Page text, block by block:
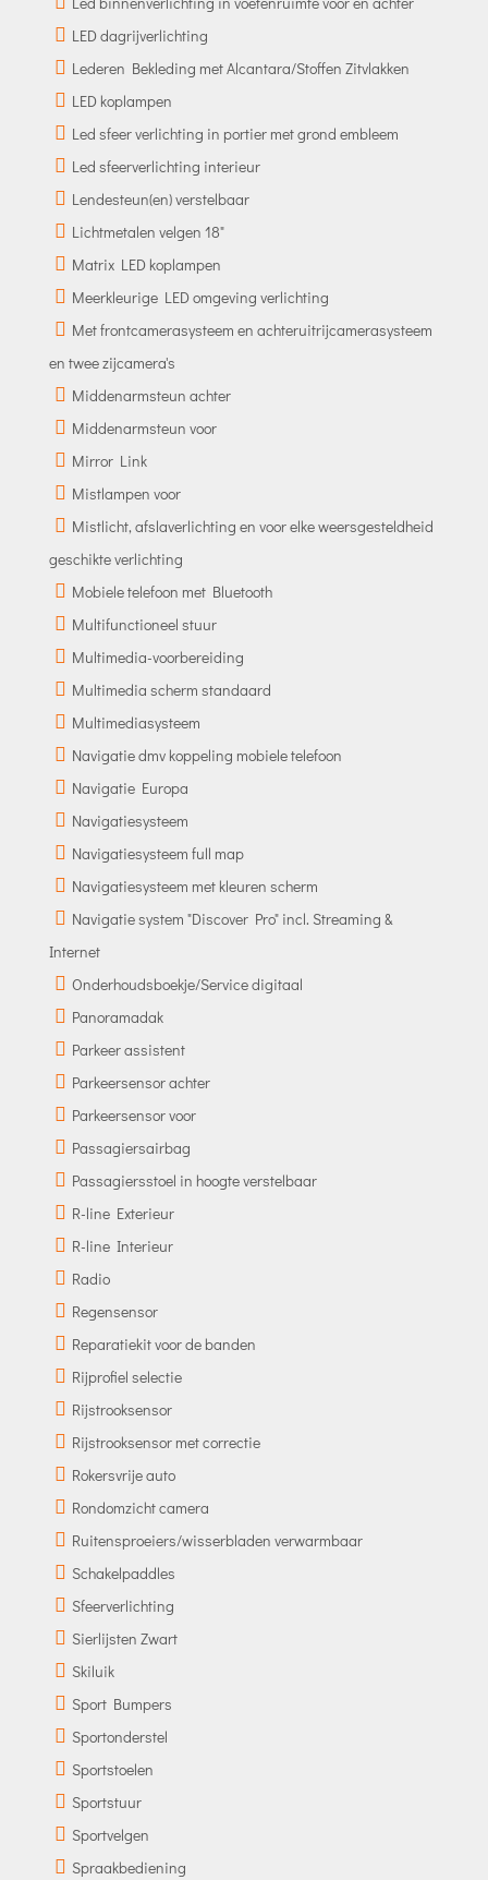
LED dagrijverlichting
Lederen Bekleding met Alcantara/Stoffen Zitvlakken
LED koplampen
Led sfeer verlichting in portier met grond embleem
Led sfeerverlichting interieur
Lendesteun(en) verstelbaar
Lichtmetalen velgen 18"
Matrix LED koplampen
Meerkleurige LED omgeving verlichting
Met frontcamerasysteem en achteruitrijcamerasysteem
en twee zijcamera's
Middenarmsteun achter
Middenarmsteun voor
Mirror Link
Mistlampen voor
Mistlicht, afslaverlichting en voor elke weersgesteldheid
geschikte verlichting
Mobiele telefoon met Bluetooth
Multifunctioneel stuur
Multimedia-voorbereiding
Multimedia scherm standaard
Multimediasysteem
Navigatie dmv koppeling mobiele telefoon
Navigatie Europa
Navigatiesysteem
Navigatiesysteem full map
Navigatiesysteem met kleuren scherm
Navigatie system "Discover Pro" incl. Streaming &
Internet
Onderhoudsboekje/Service digitaal
Panoramadak
Parkeer assistent
Parkeersensor achter
Parkeersensor voor
Passagiersairbag
Passagiersstoel in hoogte verstelbaar
R-line Exterieur
R-line Interieur
Radio
Regensensor
Reparatiekit voor de banden
Rijprofiel selectie
Rijstrooksensor
Rijstrooksensor met correctie
Rokersvrije auto
Rondomzicht camera
Ruitensproeiers/wisserbladen verwarmbaar
Schakelpaddles
Sfeerverlichting
Sierlijsten Zwart
Skiluik
Sport Bumpers
Sportonderstel
Sportstoelen
Sportstuur
Sportvelgen
Spraakbediening